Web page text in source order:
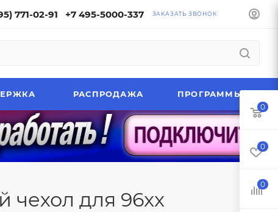
771-02-91 +7 495-5000-337 ЗАКАЗАТЬ ЗВОНОК
РАСПРОДАЖА ПРОГРАММЫ
чехол для 96xx
0
0
0